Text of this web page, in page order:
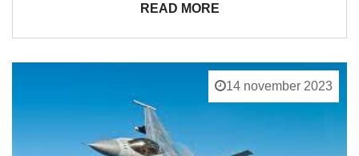
READ MORE
14 november 2023